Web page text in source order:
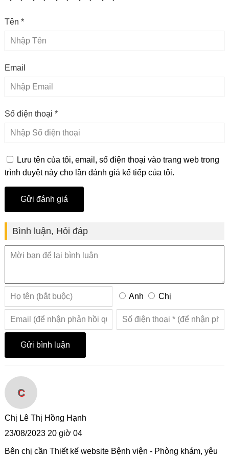
Tên *
Email
Số điện thoại *
Lưu tên của tôi, email, số điện thoại vào trang web trong
trình duyệt này cho lần đánh giá kế tiếp của tôi.
Bình luận, Hỏi đáp
Anh Chị
C
Chị Lê Thị Hồng Hạnh
23/08/2023 20 giờ 04
Bên chị cần Thiết kế website Bệnh viện - Phòng khám, yêu